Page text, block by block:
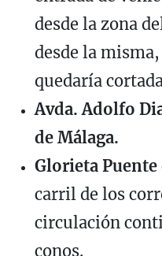
desde la zona
desde la
quedaría
Avda. Adolfo
de Málaga.
Glorieta
carril de los
circulación
conos.